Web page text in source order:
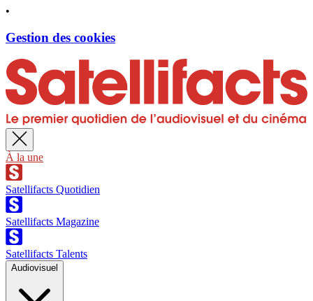
•
Gestion des cookies
À la une
Satellifacts Quotidien
Satellifacts Magazine
Satellifacts Talents
Audiovisuel